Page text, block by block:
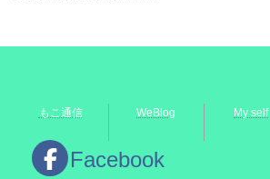
もこ通信 WeBlog My self
Facebook